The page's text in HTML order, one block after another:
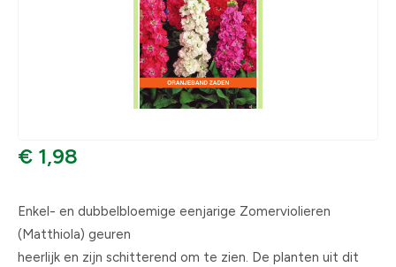
€ 1,98
Enkel- en dubbelbloemige eenjarige Zomerviolieren
(Matthiola) geuren
heerlijk en zijn schitterend om te zien. De planten uit dit